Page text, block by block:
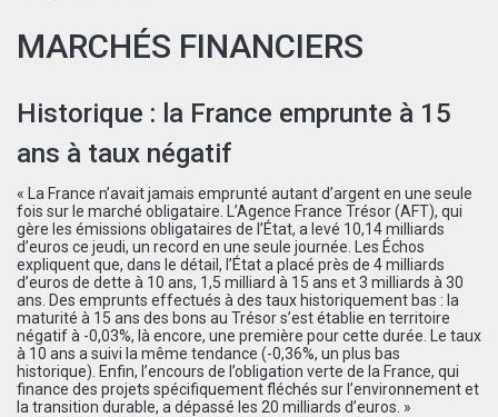
MARCHÉS FINANCIERS
Historique : la France emprunte à 15
ans à taux négatif
« La France n’avait jamais emprunté autant d’argent en une seule
fois sur le marché obligataire. L’Agence France Trésor (AFT), qui
gère les émissions obligataires de l’État, a levé 10,14 milliards
d’euros ce jeudi, un record en une seule journée. Les Échos
expliquent que, dans le détail, l’État a placé près de 4 milliards
d’euros de dette à 10 ans, 1,5 milliard à 15 ans et 3 milliards à 30
ans. Des emprunts effectués à des taux historiquement bas : la
maturité à 15 ans des bons au Trésor s’est établie en territoire
négatif à -0,03%, là encore, une première pour cette durée. Le taux
à 10 ans a suivi la même tendance (-0,36%, un plus bas
historique). Enfin, l’encours de l’obligation verte de la France, qui
finance des projets spécifiquement fléchés sur l’environnement et
la transition durable, a dépassé les 20 milliards d’euros. »